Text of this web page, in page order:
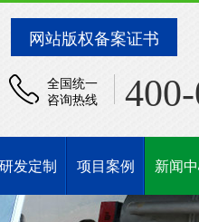
网站版权备案证书
全国统一
咨询热线
研发定制 项目案例 新闻